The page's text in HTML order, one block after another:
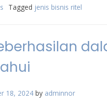
Tagged jenis bisnis ritel
18, 2024 by adminnor